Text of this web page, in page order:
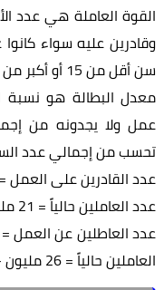
وقادرين عليه سواء
سن أقل من 15 أو أكبر من 65 فهم ليسوا جزءاً من القوة العاملة.
معدل البطالة هو نسبة
عمل ولا يجدونه من
تحسب من إجمالي عدد السكان
عدد القادرين على العمل = 26 مليون.
عدد العاملين حالياً = 21 مليون.
عدد العاطلين عن العمل
العاملين حالياً = 26 مليون - 21 مليون = 5 مليون.